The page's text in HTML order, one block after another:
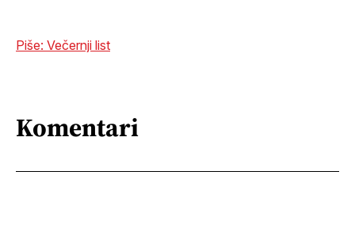
Piše: Večernji list
Komentari